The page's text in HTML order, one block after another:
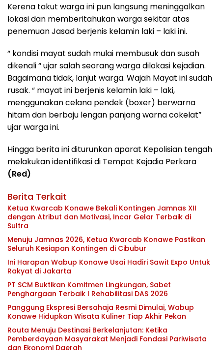
Kerena takut warga ini pun langsung meninggalkan
lokasi dan memberitahukan warga sekitar atas
penemuan Jasad berjenis kelamin laki – laki ini.
“ kondisi mayat sudah mulai membusuk dan susah
dikenali “ ujar salah seorang warga dilokasi kejadian.
Bagaimana tidak, lanjut warga. Wajah Mayat ini sudah
rusak. “ mayat ini berjenis kelamin laki – laki,
menggunakan celana pendek (boxer) berwarna
hitam dan berbaju lengan panjang warna cokelat”
ujar warga ini.
Hingga berita ini diturunkan aparat Kepolisian tengah
melakukan identifikasi di Tempat Kejadia Perkara
(Red)
Berita Terkait
Ketua Kwarcab Konawe Bekali Kontingen Jamnas XII
dengan Atribut dan Motivasi, Incar Gelar Terbaik di
Sultra
Menuju Jamnas 2026, Ketua Kwarcab Konawe Pastikan
Seluruh Kesiapan Kontingen di Cibubur
Ini Harapan Wabup Konawe Usai Hadiri Sawit Expo Untuk
Rakyat di Jakarta
PT SCM Buktikan Komitmen Lingkungan, Sabet
Penghargaan Terbaik I Rehabilitasi DAS 2026
Panggung Ekspresi Bersahaja Resmi Dimulai, Wabup
Konawe Hidupkan Wisata Kuliner Tiap Akhir Pekan
Routa Menuju Destinasi Berkelanjutan: Ketika
Pemberdayaan Masyarakat Menjadi Fondasi Pariwisata
dan Ekonomi Daerah